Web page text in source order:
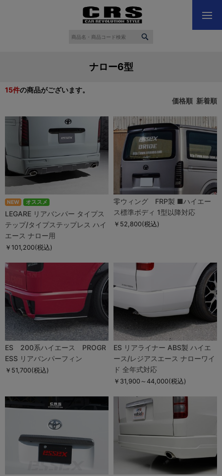
ナロー6型
15件の商品がございます。
価格順 新着順
NEW オススメ
LEGARE リアバンパー タイプス
テップ/タイプステップレス ハイ
エース ナロー用
￥101,200(税込)
零ウィング FRP製 ■ハイエー
ス標準ボディ 1型以降対応
￥52,800(税込)
ES 200系ハイエース PROGR
ESS リアバンパーフィン
￥51,700(税込)
ES リアライナー ABS製 ハイエ
ース/レジアスエース ナローワイ
ド 全年式対応
￥31,900～44,000(税込)